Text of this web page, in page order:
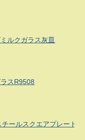
ルクガラス灰皿
スR9508
ールスクエアプレート